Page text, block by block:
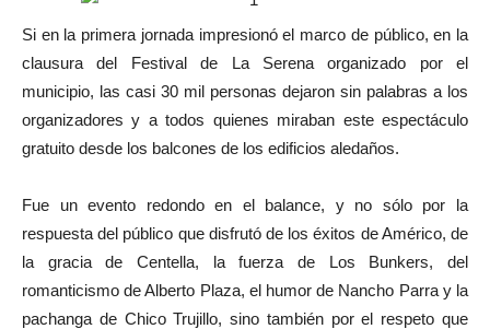
Si en la primera jornada impresionó el marco de público, en la
clausura del Festival de La Serena organizado por el
municipio, las casi 30 mil personas dejaron sin palabras a los
organizadores y a todos quienes miraban este espectáculo
gratuito desde los balcones de los edificios aledaños.
Fue un evento redondo en el balance, y no sólo por la
respuesta del público que disfrutó de los éxitos de Américo, de
la gracia de Centella, la fuerza de Los Bunkers, del
romanticismo de Alberto Plaza, el humor de Nancho Parra y la
pachanga de Chico Trujillo, sino también por el respeto que